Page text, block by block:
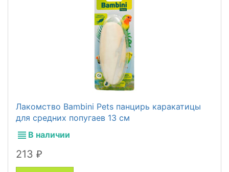
Лакомство Bambini Pets панцирь каракатицы
для средних попугаев 13 см
В наличии
213 ₽